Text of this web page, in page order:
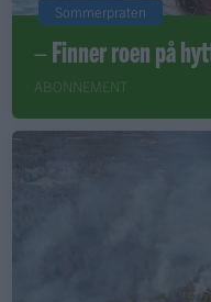
Sommerpraten
– Finner roen på
ABONNEMENT